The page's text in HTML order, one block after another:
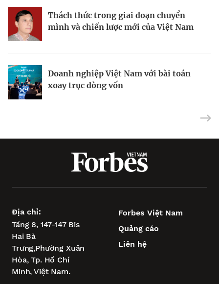
Thách thức trong giai đoạn chuyển
mình và chiến lược mới của Việt Nam
Doanh nghiệp Việt Nam với bài toán
xoay trục dòng vốn
Từ hài hòa đến hưng thịnh: Phụ nữ
trong tầm nhìn kinh tế của Canada tại
Siêu dự án tìm bệ phóng khi xoay trục
tăng trưởng
Viết lại chiến lược kinh doanh trong
thời đại bất định
Vũng Tàu – “điểm tựa vịnh biển” để
TP.HCM vươn tầm châu Á
Địa chỉ:
Tầng 8, 147-147 Bis
Hai Bà
Trưng,Phường Xuân
Hòa,Tp. Hồ Chí
Minh, Việt Nam.
Forbes Việt Nam
Quảng cáo
Liên hệ